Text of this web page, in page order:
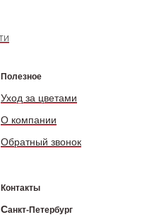
Полезное
Уход за цветами
О компании
Обратный звонок
Контакты
Санкт-Петербург